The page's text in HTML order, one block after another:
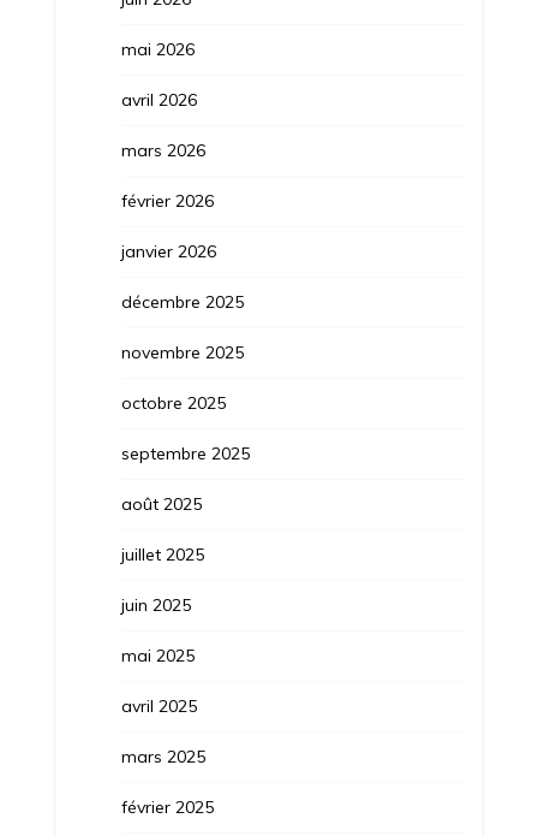
mai 2026
avril 2026
mars 2026
février 2026
janvier 2026
décembre 2025
novembre 2025
octobre 2025
septembre 2025
août 2025
juillet 2025
juin 2025
mai 2025
avril 2025
mars 2025
février 2025